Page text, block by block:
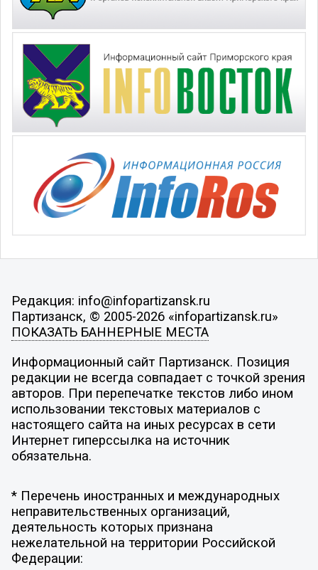
Редакция: info@infopartizansk.ru
Партизанск, © 2005-2026 «infopartizansk.ru»
ПОКАЗАТЬ БАННЕРНЫЕ МЕСТА
Информационный сайт Партизанск. Позиция
редакции не всегда совпадает с точкой зрения
авторов. При перепечатке текстов либо ином
использовании текстовых материалов с
настоящего сайта на иных ресурсах в сети
Интернет гиперссылка на источник
обязательна.
* Перечень иностранных и международных
неправительственных организаций,
деятельность которых признана
нежелательной на территории Российской
Федерации: